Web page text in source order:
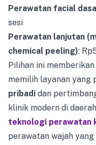
Perawatan facial
sesi
Perawatan lanjutan
chemical peeling):
Pilihan ini
memilih layanan yang
pribadi dan
klinik modern di
teknologi perawatan
perawatan wajah